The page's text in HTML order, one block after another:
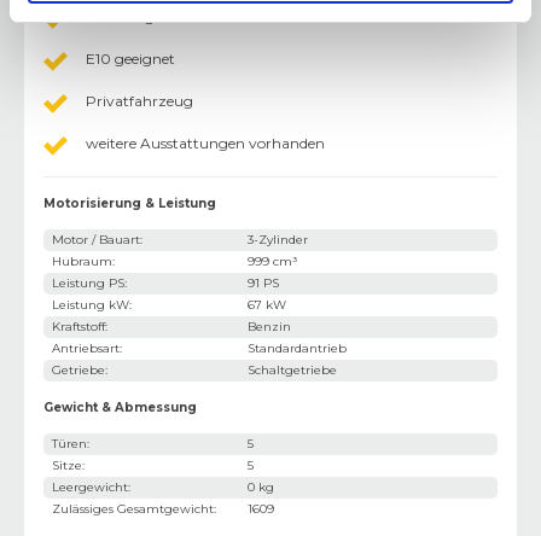
E10 geeignet
Privatfahrzeug
weitere Ausstattungen vorhanden
Motorisierung & Leistung
Motor / Bauart:
3-Zylinder
Hubraum:
999 cm³
Leistung PS:
91 PS
Leistung kW:
67 kW
Kraftstoff:
Benzin
Antriebsart:
Standardantrieb
Getriebe: Schaltgetriebe
Gewicht & Abmessung
Türen:
5
Sitze:
5
Leergewicht:
0 kg
Zulässiges Gesamtgewicht: 1609